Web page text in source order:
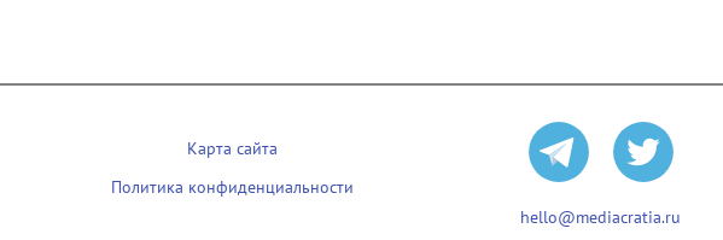
Карта сайта
Политика конфиденциальности
hello@mediacratia.ru